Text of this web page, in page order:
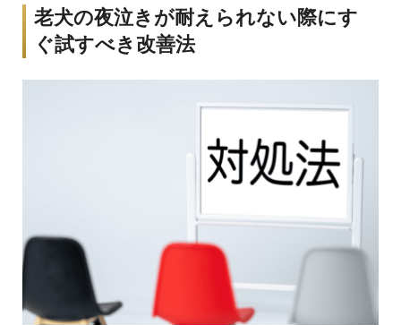
老犬の夜泣きが耐えられない際にす
ぐ試すべき改善法